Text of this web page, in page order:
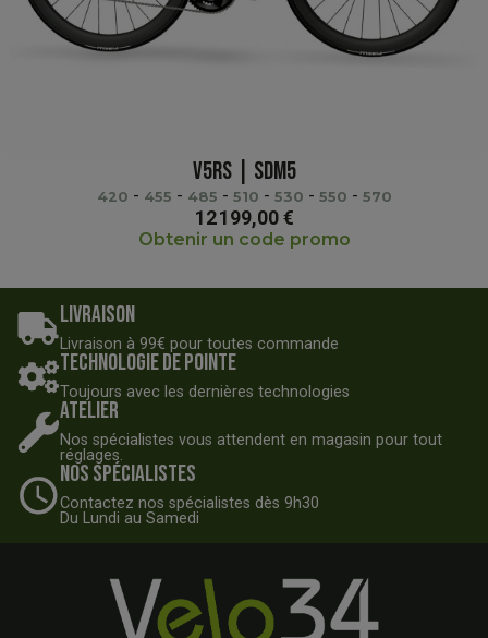
V5RS | SDM5
420 - 455 - 485 - 510 - 530 - 550 - 570
12 199,00 €
Obtenir un code promo
Livraison
Livraison à 99€ pour toutes commande
Technologie de pointe
Toujours avec les dernières technologies
Atelier
Nos spécialistes vous attendent en magasin pour tout
réglages.
Nos spécialistes
Contactez nos spécialistes dès 9h30
Du Lundi au Samedi